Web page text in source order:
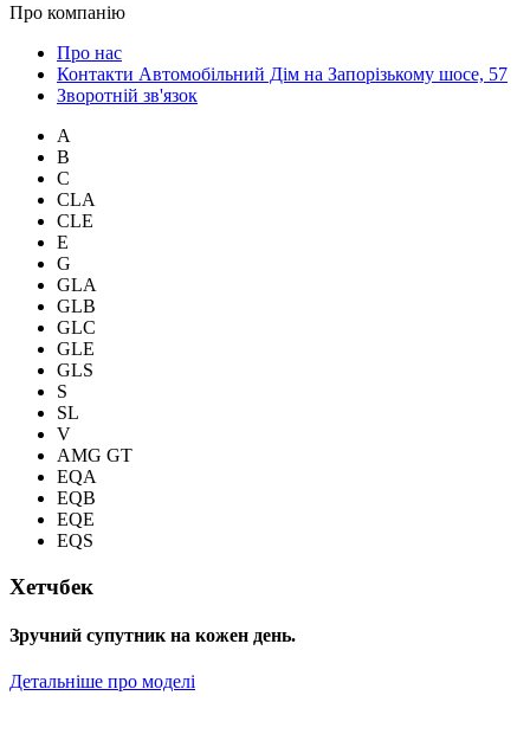
Про компанію
Про нас
Контакти Автомобільний Дім на Запорізькому шосе, 57
Зворотній зв'язок
A
B
C
CLA
CLE
E
G
GLA
GLB
GLC
GLE
GLS
S
SL
V
AMG GT
EQA
EQB
EQE
EQS
Хетчбек
Зручний супутник на кожен день.
Детальніше про моделі